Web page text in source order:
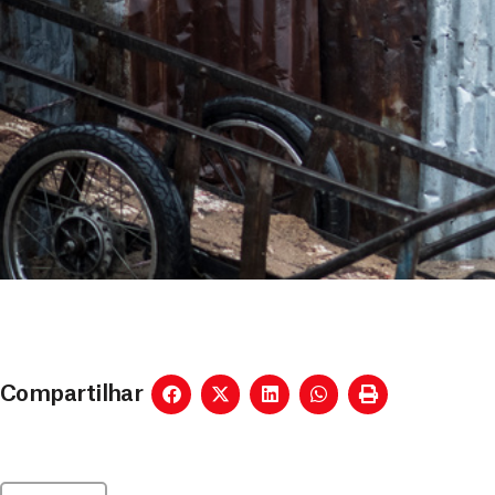
Compartilhar